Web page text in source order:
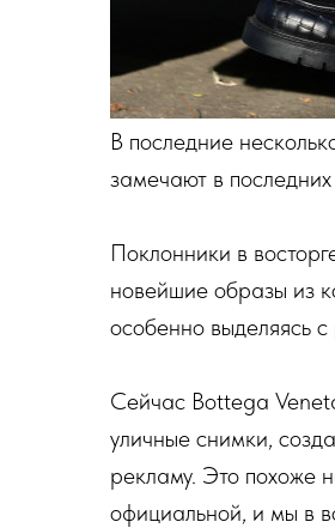
В последние
замечают в
Поклонники в
новейшие образы из
особенно выделяясь
Сейчас Bottega
уличные снимки,
рекламу. Это похоже
официальной, и мы в